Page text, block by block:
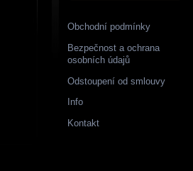
Obchodní podmínky
Bezpečnost a ochrana
osobních údajů
Odstoupení od smlouvy
Info
Kontakt